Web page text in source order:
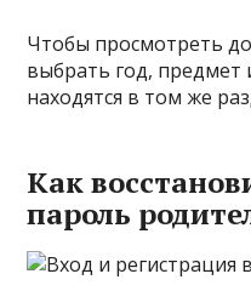
Чтобы просмотреть
выбрать год, предмет
находятся в том же
Как
пароль